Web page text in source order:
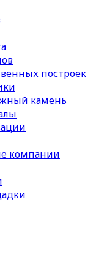
построек
камень
компании